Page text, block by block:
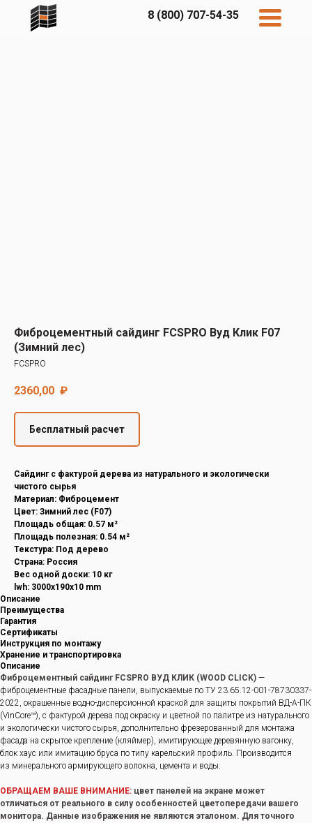
8 (800) 707-54-35
Cedral
Фиброцементный сайдинг FCSPRO Вуд Клик F07
(Зимний лес)
FCSPRO
2360,00 ₽
Бесплатный расчет
Cайдинг с фактурой дерева из натурального и экологически
чистого сырья
Материал: Фиброцемент
Цвет: Зимний лес (F07)
Площадь общая: 0.57 м²
Площадь полезная: 0.54 м²
Текстура: Под дерево
Страна: Россия
Вес одной доски: 10 кг
lwh: 3000x190x10 mm
Описание
Преимущества
Гарантия
Сертификаты
Инструкция по монтажу
Хранение и транспортировка
Описание
Фиброцементный сайдинг FCSPRO ВУД КЛИК (WOOD CLICK) —
фиброцементные фасадные панели, выпускаемые по ТУ 23.65.12-001-78730337-
2022, окрашенные водно-дисперсионной краской для защиты покрытий ВД-А-ПК
(VinCore™), с фактурой дерева под окраску и цветной по палитре из натурального
и экологически чистого сырья, дополнительно фрезерованный для монтажа
фасада на скрытое крепление (кляймер), имитирующее деревянную вагонку,
блок хаус или имитацию бруса по типу карельский профиль. Производится
из минерального армирующего волокна, цемента и воды.
ОБРАЩАЕМ ВАШЕ ВНИМАНИЕ: цвет панелей на экране может
отличаться от реального в силу особенностей цветопередачи вашего
монитора. Данные изображения не являются эталоном. Для точного